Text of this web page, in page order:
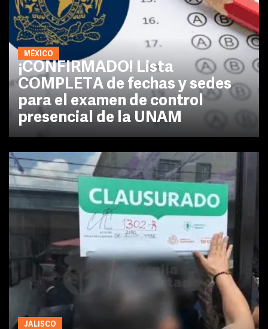
MÉXICO
¡CONFIRMADO! Lista
COMPLETA de fechas y sedes
para el examen de control
presencial de la UNAM
JALISCO